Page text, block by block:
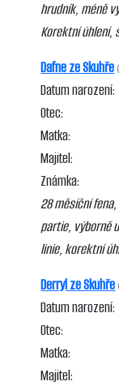
hrudník, méně
Korektní úhlení,
Dafne ze Skuhře
Datum narození:
Otec:
Matka:
Majitel:
Známka:
28 měsíční
partie, výborně
linie, korektní
Derryl ze Skuhře
Datum narození:
Otec:
Matka:
Majitel: